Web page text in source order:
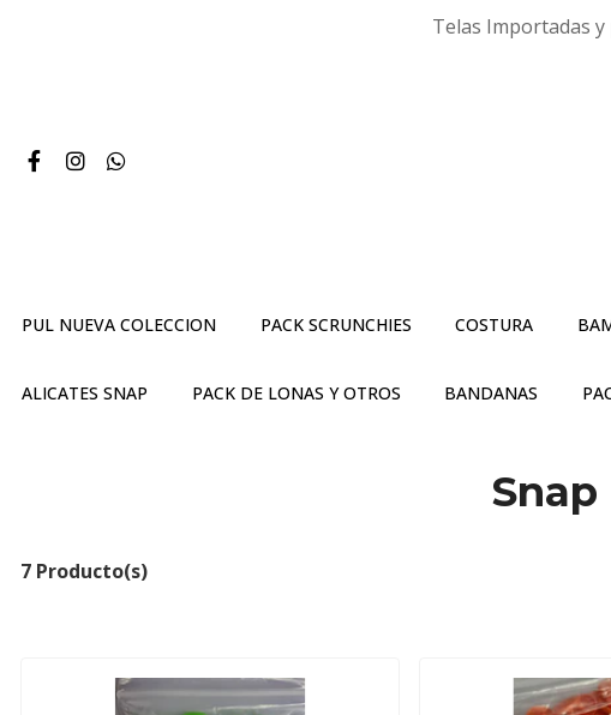
Telas Importadas
PUL NUEVA COLECCION PACK SCRUNCHIES COSTURA
ALICATES SNAP PACK DE LONAS Y OTROS BANDANAS
Snap
7 Producto(s)